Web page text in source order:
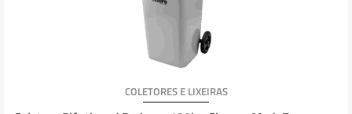
COLETORES E LIXEIRAS